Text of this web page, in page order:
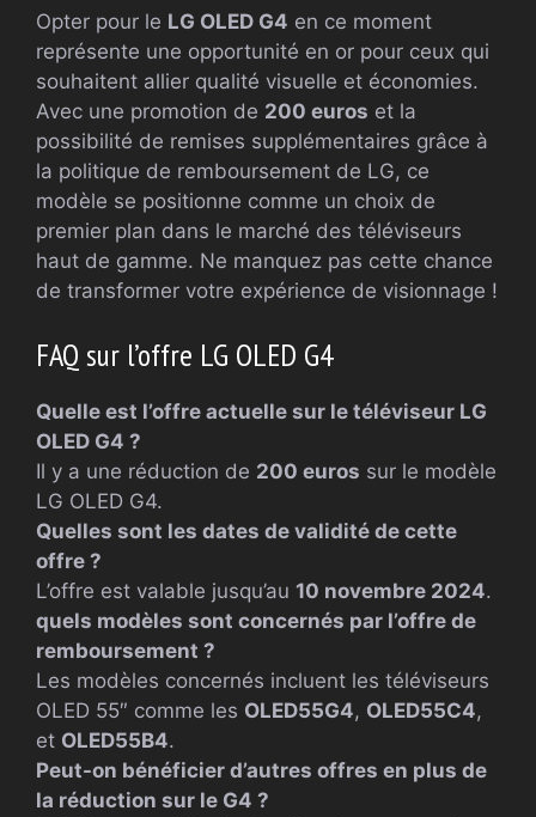
Opter pour le LG OLED G4 en ce moment
représente une opportunité en or pour ceux qui
souhaitent allier qualité visuelle et économies.
Avec une promotion de 200 euros et la
possibilité de remises supplémentaires grâce à
la politique de remboursement de LG, ce
modèle se positionne comme un choix de
premier plan dans le marché des téléviseurs
haut de gamme. Ne manquez pas cette chance
de transformer votre expérience de visionnage !
FAQ sur l’offre LG OLED G4
Quelle est l’offre actuelle sur le téléviseur LG
OLED G4 ?
Il y a une réduction de 200 euros sur le modèle
LG OLED G4.
Quelles sont les dates de validité de cette
offre ?
L’offre est valable jusqu’au 10 novembre 2024.
quels modèles sont concernés par l’offre de
remboursement ?
Les modèles concernés incluent les téléviseurs
OLED 55″ comme les OLED55G4, OLED55C4,
et OLED55B4.
Peut-on bénéficier d’autres offres en plus de
la réduction sur le G4 ?